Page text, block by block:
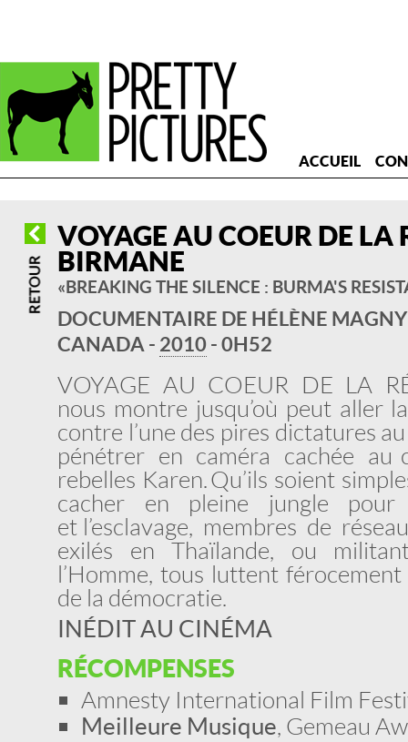
ACCUEIL
VOYAGE AU COEUR DE LA
BIRMANE
« BREAKING THE SILENCE : BURMA'S
DOCUMENTAIRE DE HÉLÈNE
CANADA - 2010- 0H52
VOYAGE AU COEUR DE LA
nous montre jusqu’où peut aller
contre l’une des pires dictatures
pénétrer en caméra cachée au
rebelles Karen. Qu’ils soient
cacher en pleine jungle
et l’esclavage, membres de
exilés en Thaïlande, ou
l’Homme, tous luttent
de la démocratie.
INÉDIT AU CINÉMA
RÉCOMPENSES
Amnesty International Film
Meilleure Musique, Gemeau